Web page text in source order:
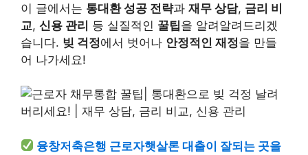
이 글에서는 통대환 성공 전략과 재무 상담, 금리 비
교, 신용 관리 등 실질적인 꿀팁을 알려알려드리겠
습니다. 빚 걱정에서 벗어나 안정적인 재정을 만들
어 나가세요!
융창저축은행 근로자햇살론 대출이 잘되는 곳을